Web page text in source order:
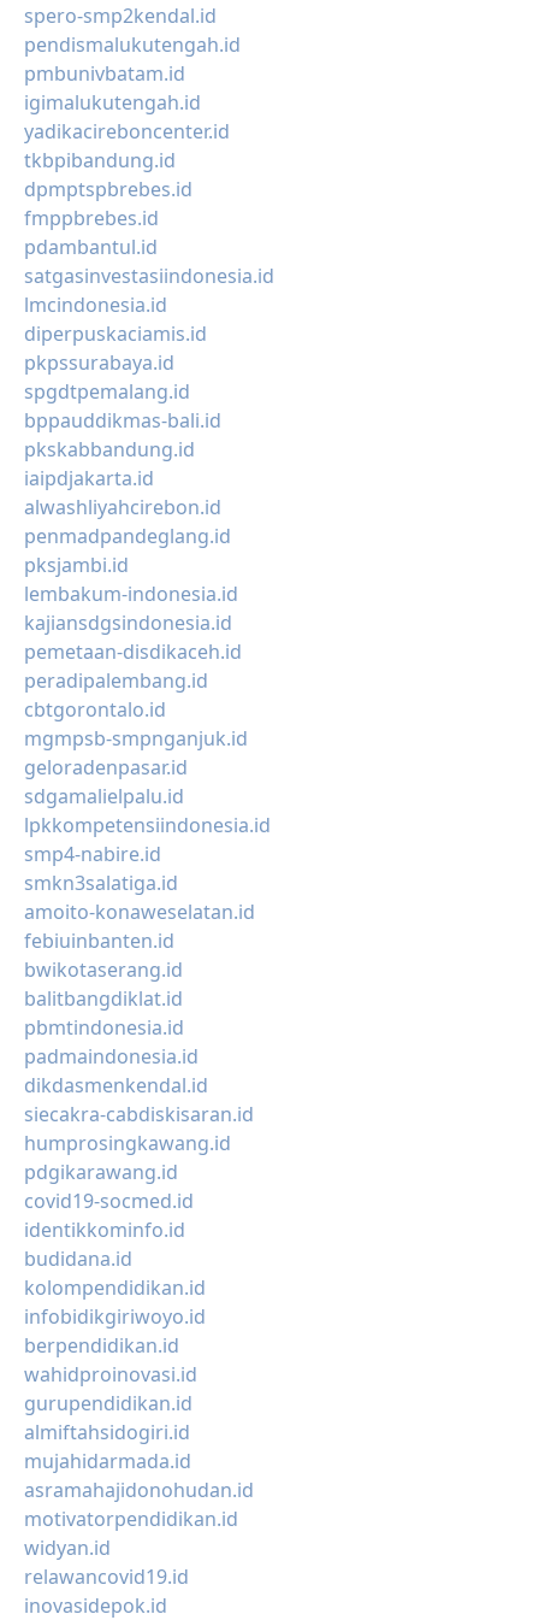
spero-smp2kendal.id
pendismalukutengah.id
pmbunivbatam.id
igimalukutengah.id
yadikacireboncenter.id
tkbpibandung.id
dpmptspbrebes.id
fmppbrebes.id
pdambantul.id
satgasinvestasiindonesia.id
lmcindonesia.id
diperpuskaciamis.id
pkpssurabaya.id
spgdtpemalang.id
bppauddikmas-bali.id
pkskabbandung.id
iaipdjakarta.id
alwashliyahcirebon.id
penmadpandeglang.id
pksjambi.id
lembakum-indonesia.id
kajiansdgsindonesia.id
pemetaan-disdikaceh.id
peradipalembang.id
cbtgorontalo.id
mgmpsb-smpnganjuk.id
geloradenpasar.id
sdgamalielpalu.id
lpkkompetensiindonesia.id
smp4-nabire.id
smkn3salatiga.id
amoito-konaweselatan.id
febiuinbanten.id
bwikotaserang.id
balitbangdiklat.id
pbmtindonesia.id
padmaindonesia.id
dikdasmenkendal.id
siecakra-cabdiskisaran.id
humprosingkawang.id
pdgikarawang.id
covid19-socmed.id
identikkominfo.id
budidana.id
kolompendidikan.id
infobidikgiriwoyo.id
berpendidikan.id
wahidproinovasi.id
gurupendidikan.id
almiftahsidogiri.id
mujahidarmada.id
asramahajidonohudan.id
motivatorpendidikan.id
widyan.id
relawancovid19.id
inovasidepok.id